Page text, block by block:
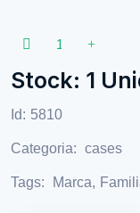
Stock: 1
Id: 5810
Categoria: cases
Tags: Marca,